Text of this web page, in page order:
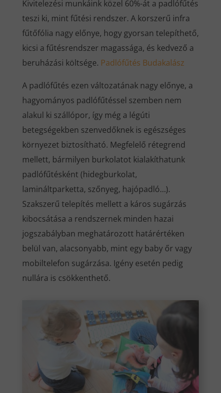
Kivitelezési munkáink közel 60%-át a padlófűtés
teszi ki, mint fűtési rendszer. A korszerű infra
fűtőfólia nagy előnye, hogy gyorsan telepíthető,
kicsi a fűtésrendszer magassága, és kedvező a
beruházási költsége. Padlófűtés Budakalász
A padlófűtés ezen változatának nagy előnye, a
hagyományos padlófűtéssel szemben nem
alakul ki szállópor, így még a légúti
betegségekben szenvedőknek is egészséges
környezet biztosítható. Megfelelő rétegrend
mellett, bármilyen burkolatot kialakíthatunk
padlófűtésként (hidegburkolat,
lamináltparketta, szőnyeg, hajópadló…).
Szakszerű telepítés mellett a káros sugárzás
kibocsátása a rendszernek minden hazai
jogszabályban meghatározott határértéken
belül van, alacsonyabb, mint egy baby őr vagy
mobiltelefon sugárzása. Igény esetén pedig
nullára is csökkenthető.